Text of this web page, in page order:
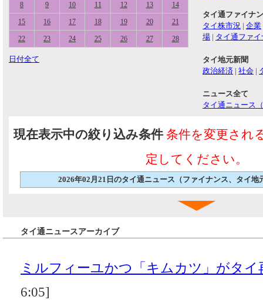
8 9 10 11 12 13 14
15 16 17 18 19 20 21
22 23 24 25 26 27 28
日付全て
タイ通ファイナ
タイ株市況 | 企業
場 | タイ通ファ
タイ地元新聞
政治経済 | 社会 |
ニュース全て
タイ通ニュース
現在表示中の絞り込み条件 条件を変更され
定してください。
2026年02月21日のタイ通ニュース（ファイナンス、タイ地
タイ通ニュースアーカイブ
ミルフィーユかつ「キムカツ」がタイ
6:05]